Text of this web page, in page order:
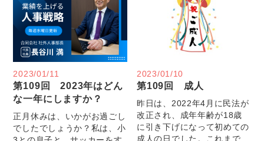
2023/01/11
第109回 2023年はどん
な一年にしますか？
正月休みは、いかがお過ごし
でしたでしょうか？私は、小
2023/01/10
第109回 成人
昨日は、2022年4月に民法が
改正され、成年年齢が18歳
に引き下げになって初めての
成人の日でした。これまで